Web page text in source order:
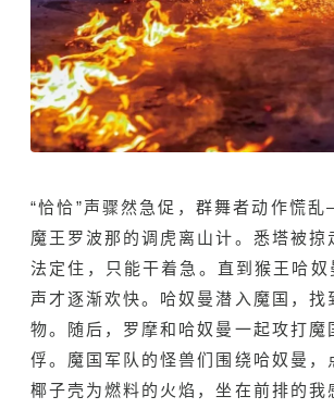
“恰恰”声骤然急促，群舞者动作慌
魔王罗波那的调虎离山计。悉塔被掠
法定住，只能干着急。直到猴王哈奴
声才逐渐欢快。 哈奴曼潜入魔国，找
物。随后，罗摩和哈奴曼一起攻打魔
俘。魔国军队的怪兽们围绕哈奴曼，
椰子壳为燃料的火焰，坐在前排的我